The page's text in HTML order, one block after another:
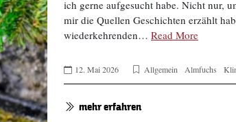
ich gerne aufgesucht habe. Nicht nur,
mir die Quellen Geschichten erzählt
wiederkehrenden… Read More
12. Mai 2026 Allgemein Almfuchs
mehr erfahren